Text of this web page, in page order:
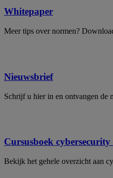
Whitepaper
Meer tips over normen?
Nieuwsbrief
Schrijf u hier in en ontvangen de
Cursusboek cybersecurity
Bekijk het gehele overzicht aan